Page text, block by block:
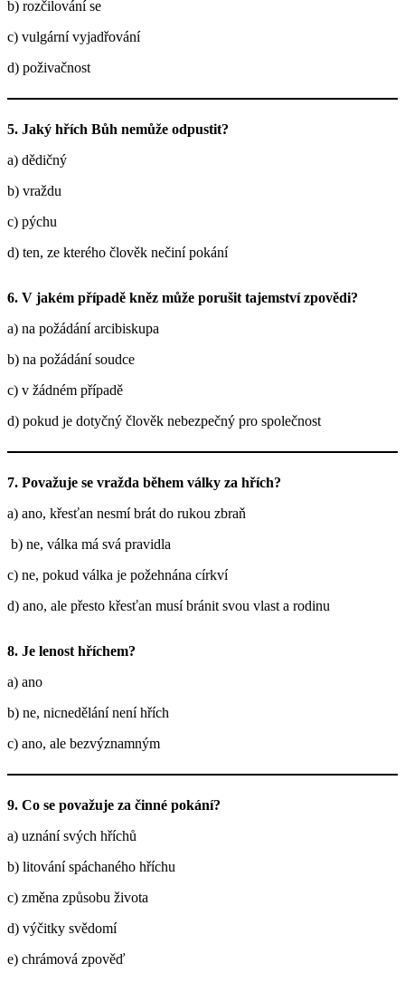
b) rozčilování se
c) vulgární vyjadřování
d) poživačnost
5. Jaký hřích Bůh nemůže odpustit?
a) dědičný
b) vraždu
c) pýchu
d) ten, ze kterého člověk nečiní pokání
6. V jakém případě kněz může porušit tajemství zpovědi?
a) na požádání arcibiskupa
b) na požádání soudce
c) v žádném případě
d) pokud je dotyčný člověk nebezpečný pro společnost
7. Považuje se vražda během války za hřích?
a) ano, křesťan nesmí brát do rukou zbraň
b) ne, válka má svá pravidla
c) ne, pokud válka je požehnána církví
d) ano, ale přesto křesťan musí bránit svou vlast a rodinu
8. Je lenost hříchem?
a) ano
b) ne, nicnedělání není hřích
c) ano, ale bezvýznamným
9. Co se považuje za činné pokání?
a) uznání svých hříchů
b) litování spáchaného hříchu
c) změna způsobu života
d) výčitky svědomí
e) chrámová zpověď